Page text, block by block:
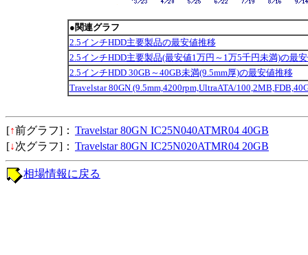
●関連グラフ
2.5インチHDD主要製品の最安値推移
2.5インチHDD主要製品(最安値1万円～1万5千円未満)の最
2.5インチHDD 30GB～40GB未満(9.5mm厚)の最安値推移
Travelstar 80GN (9.5mm,4200rpm,UltraATA/
[↑前グラフ]： Travelstar 80GN IC25N040ATMR04 40GB
[↓次グラフ]： Travelstar 80GN IC25N020ATMR04 20GB
相場情報に戻る